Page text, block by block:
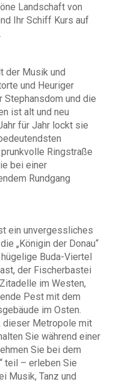
Landschaft von
Ihr Schiff Kurs auf
der Musik und
und Heuriger
und die
ist alt und neu
für Jahr lockt sie
Ringstraße
bei einer
Rundgang
ein unvergessliches
„Königin der Donau“
Buda-Viertel
der Fischerbastei
im Westen,
Pest mit dem
im Osten.
dieser Metropole mit
Sie während einer
Sie bei dem
teil – erleben Sie
Musik, Tanz und